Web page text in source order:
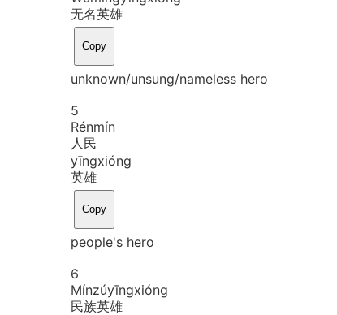
无名英雄
Copy
unknown/unsung/nameless hero
5
Rénmín
人民
yīngxióng
英雄
Copy
people's hero
6
Mínzúyīngxióng
民族英雄